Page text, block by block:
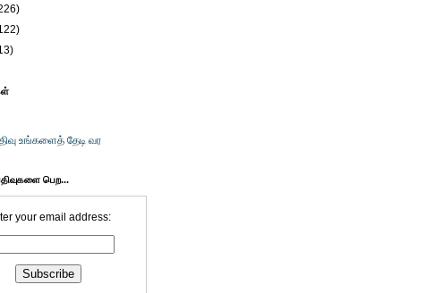
உங்களைத் தேடி வர
பெற...
your email address: